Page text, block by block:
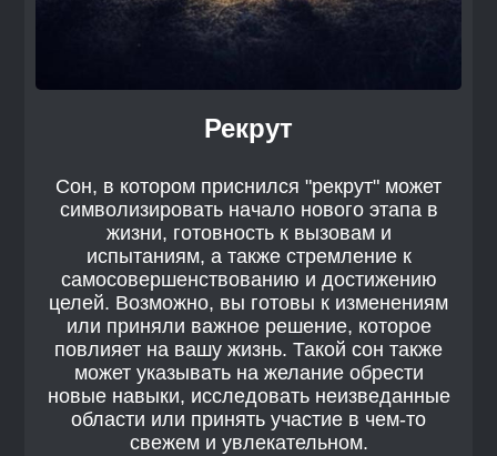
Рекрут
Сон, в котором приснился "рекрут" может
символизировать начало нового этапа в
жизни, готовность к вызовам и
испытаниям, а также стремление к
самосовершенствованию и достижению
целей. Возможно, вы готовы к изменениям
или приняли важное решение, которое
повлияет на вашу жизнь. Такой сон также
может указывать на желание обрести
новые навыки, исследовать неизведанные
области или принять участие в чем-то
свежем и увлекательном.